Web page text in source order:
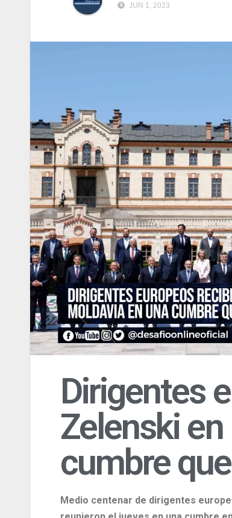
JUN 1, 2023
Dirigentes
Zelenski
cumbre
Medio centenar de dirigentes